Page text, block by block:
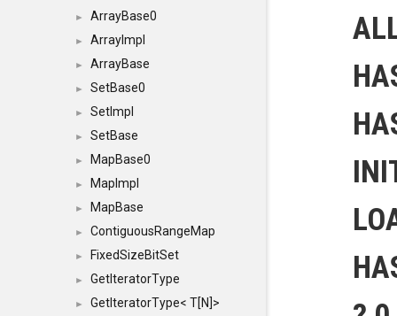
► ArrayBase0
► ArrayImpl
► ArrayBase
► SetBase0
► SetImpl
► SetBase
► MapBase0
► MapImpl
► MapBase
► ContiguousRangeMap
► FixedSizeBitSet
► GetIteratorType
► GetIteratorType< T[N]>